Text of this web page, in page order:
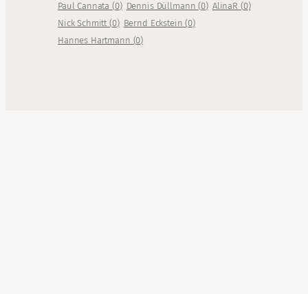
Paul Cannata(0) Dennis Düllmann(0) AlinaR (0)
Nick Schmitt(0) Bernd Eckstein(0)
Hannes Hartmann (0)